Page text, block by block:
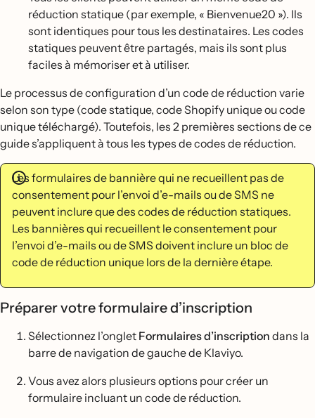
réduction statique (par exemple, « Bienvenue20 »). Ils
sont identiques pour tous les destinataires. Les codes
statiques peuvent être partagés, mais ils sont plus
faciles à mémoriser et à utiliser.
Le processus de configuration d’un code de réduction varie
selon son type (code statique, code Shopify unique ou code
unique téléchargé). Toutefois, les 2 premières sections de ce
guide s’appliquent à tous les types de codes de réduction.
Les formulaires de bannière qui ne recueillent pas de
consentement pour l’envoi d’e-mails ou de SMS ne
peuvent inclure que des codes de réduction statiques.
Les bannières qui recueillent le consentement pour
l’envoi d’e-mails ou de SMS doivent inclure un bloc de
code de réduction unique lors de la dernière étape.
Préparer votre formulaire d’inscription
Sélectionnez l’onglet Formulaires d’inscription dans la
barre de navigation de gauche de Klaviyo.
Vous avez alors plusieurs options pour créer un
formulaire incluant un code de réduction.